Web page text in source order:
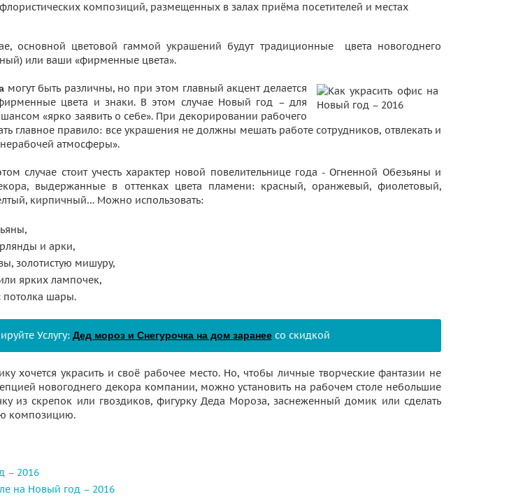
композиций, размещенных в залах приёма посетителей и местах
основной цветовой гаммой украшений будут традиционные цвета новогоднего
или ваши «фирменные цвета».
могут быть различны, но при этом главный акцент делается
цвета и знаки. В этом случае Новый год – для
«ярко заявить о себе». При декорировании рабочего
главное правило: все украшения не должны мешать работе сотрудников, отвлекать и
атмосферы».
случае стоит учесть характер новой повелительнице года - Огненной Обезьяны и
выдержанные в оттенках цвета пламени: красный, оранжевый, фиолетовый,
кирпичный… Можно использовать:
и арки,
золотистую мишуру,
ярких лампочек,
шары.
Услугу: Дед мороз и Снегурочка на дом заранеесо скидкой
хочется украсить и своё рабочее место. Но, чтобы личные творческие фантазии не
новогоднего декора компании, можно установить на рабочем столе небольшие
из скрепок или гвоздиков, фигурку Деда Мороза, заснеженный домик или сделать
композицию.
– 2016
на Новый год – 2016